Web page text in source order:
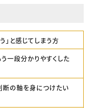
」と感じてしまう方
一段分かりやすくした
断の軸を身につけたい